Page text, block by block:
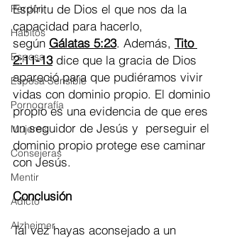
Perdón
Hábitos
Esposa
Esposa Sensible
Pornografía
Mujeres
Consejeras
Mentir
Adicto
Alzheimer
Espíritu de Dios el que nos da la
capacidad para hacerlo,
según Gálatas 5:23. Además, Tito
2:11-13 dice que la gracia de Dios
apareció para que pudiéramos vivir
vidas con dominio propio. El dominio
propio es una evidencia de que eres
un seguidor de Jesús y  perseguir el
dominio propio protege ese caminar
con Jesús.
Conclusión
Tal vez hayas aconsejado a un